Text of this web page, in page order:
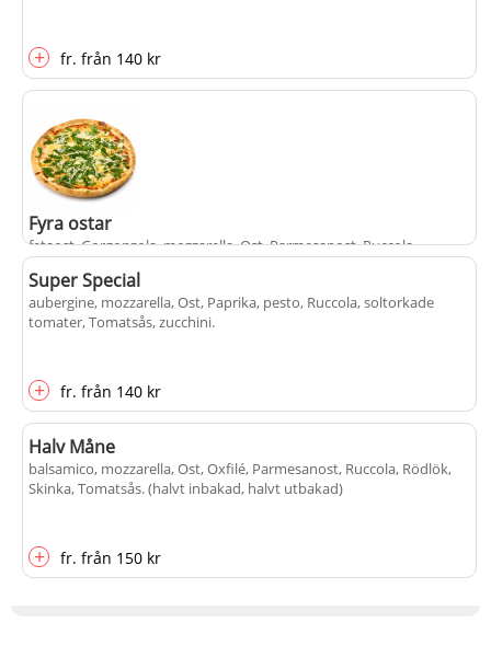
+ fr. från 140 kr
Fyra ostar
fetaost, Gorgonzola, mozzarella, Ost, Parmesanost, Ruccola,
+ fr.från140 kr
Super Special
aubergine, mozzarella, Ost, Paprika, pesto, Ruccola, soltorkade
tomater, Tomatsås, zucchini.
+ fr. från 140 kr
Halv Måne
balsamico, mozzarella, Ost, Oxfilé, Parmesanost, Ruccola, Rödlök,
Skinka, Tomatsås. (halvt inbakad, halvt utbakad)
+ fr. från 150 kr